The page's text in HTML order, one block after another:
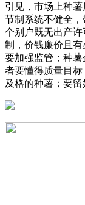
引见，市场上种
节制系统不健全
个别户既无出产
制，价钱廉价且
要加强监管；种
者要懂得质量目
及格的种薯；要